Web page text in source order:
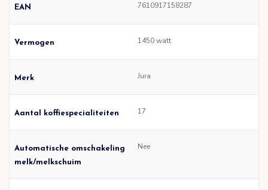
EAN 7610917158287
Vermogen 1450 watt
Merk Jura
Aantal koffiespecialiteiten 17
Automatische omschakeling
melk/melkschuim
Nee